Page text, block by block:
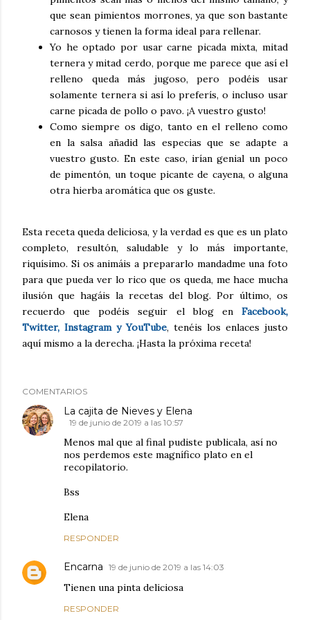
que sean pimientos morrones, ya que son bastante
carnosos y tienen la forma ideal para rellenar.
Yo he optado por usar carne picada mixta, mitad
ternera y mitad cerdo, porque me parece que así el
relleno queda más jugoso, pero podéis usar
solamente ternera si así lo preferís, o incluso usar
carne picada de pollo o pavo. ¡A vuestro gusto!
Como siempre os digo, tanto en el relleno como
en la salsa añadid las especias que se adapte a
vuestro gusto. En este caso, irían genial un poco
de pimentón, un toque picante de cayena, o alguna
otra hierba aromática que os guste.
Esta receta queda deliciosa, y la verdad es que es un plato
completo, resultón, saludable y lo más importante,
riquísimo. Si os animáis a prepararlo mandadme una foto
para que pueda ver lo rico que os queda, me hace mucha
ilusión que hagáis la recetas del blog. Por último, os
recuerdo que podéis seguir el blog en Facebook,
Twitter, Instagram y YouTube, tenéis los enlaces justo
aquí mismo a la derecha. ¡Hasta la próxima receta!
COMENTARIOS
La cajita de Nieves y Elena
19 de junio de 2019 a las 10:57
Menos mal que al final pudiste publicala, así no
nos perdemos este magnífico plato en el
recopilatorio.
Bss
Elena
RESPONDER
Encarna 19 de junio de 2019 a las 14:03
Tienen una pinta deliciosa
RESPONDER